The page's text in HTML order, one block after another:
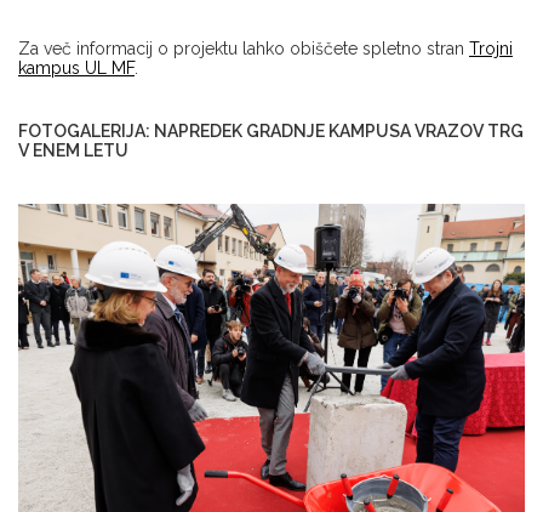
Za več informacij o projektu lahko obiščete spletno stran Trojni
kampus UL MF.
FOTOGALERIJA: NAPREDEK GRADNJE KAMPUSA VRAZOV TRG
V ENEM LETU